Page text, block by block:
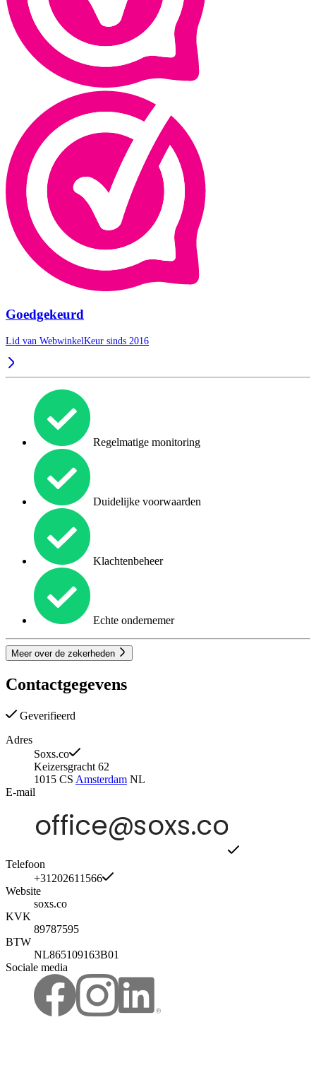
Goedgekeurd
Lid van WebwinkelKeur sinds 2016
Regelmatige monitoring
Duidelijke voorwaarden
Klachtenbeheer
Echte ondernemer
Meer over de zekerheden
Contactgegevens
Geverifieerd
Adres
Soxs.co
Keizersgracht 62
1015 CS Amsterdam NL
E-mail
Telefoon
+31202611566
Website
soxs.co
KVK
89787595
BTW
NL865109163B01
Sociale media